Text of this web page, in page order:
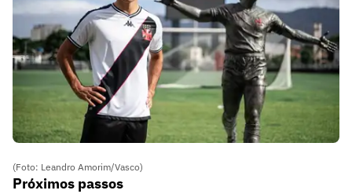
(Foto: Leandro Amorim/Vasco)
Próximos passos